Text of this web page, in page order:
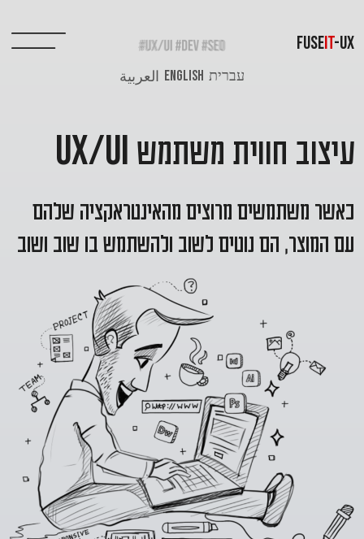
FUSEIT-UX
עברית ENGLISH العربية
עיצוב חווית משתמש UX/UI
כאשר משתמשים מרוצים מהאינטראקציה שלהם
עם המוצר, הם נוטים לשוב ולהשתמש בו שוב ושוב